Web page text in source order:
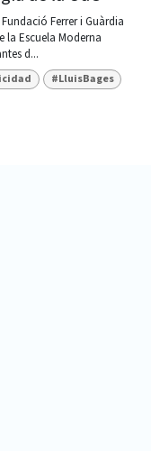
Ferrer i Guàrdia
Escuela Moderna
d...
#LluisBages